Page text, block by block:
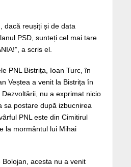
dacă reușiți și de data
PSD, sunteți cel mai tare
a scris el.
PNL Bistrița, Ioan Turc, în
Veștea a venit la Bistrița în
nu a exprimat nicio
sa postare după izbucnirea
PNL este din Cimitirul
la mormântul lui Mihai
acesta nu a venit